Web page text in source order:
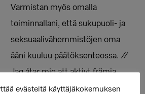
Varmistan myös omalla
toiminnallani, että sukupuoli- ja
seksuaalivähemmistöjen oma
ääni kuuluu päätöksenteossa. //
Jag åtar mig att aktivt främja
mänskliga rättigheter och
evästeitä käyttäjäkokemuksen